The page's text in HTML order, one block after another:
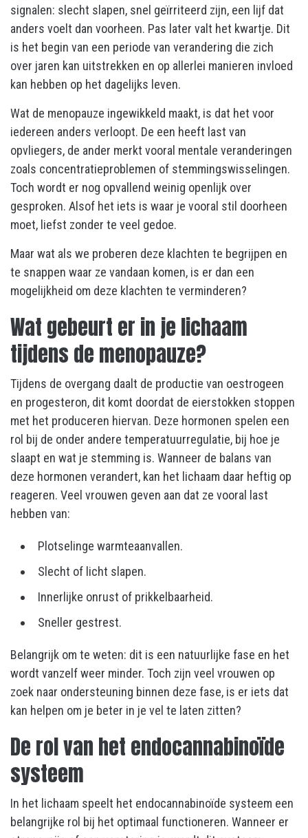
signalen: slecht slapen, snel geïrriteerd zijn, een lijf dat
anders voelt dan voorheen. Pas later valt het kwartje. Dit
is het begin van een periode van verandering die zich
over jaren kan uitstrekken en op allerlei manieren invloed
kan hebben op het dagelijks leven.
Wat de menopauze ingewikkeld maakt, is dat het voor
iedereen anders verloopt. De een heeft last van
opvliegers, de ander merkt vooral mentale veranderingen
zoals concentratieproblemen of stemmingswisselingen.
Toch wordt er nog opvallend weinig openlijk over
gesproken. Alsof het iets is waar je vooral stil doorheen
moet, liefst zonder te veel gedoe.
Maar wat als we proberen deze klachten te begrijpen en
te snappen waar ze vandaan komen, is er dan een
mogelijkheid om deze klachten te verminderen?
Wat gebeurt er in je lichaam
tijdens de menopauze?
Tijdens de overgang daalt de productie van oestrogeen
en progesteron, dit komt doordat de eierstokken stoppen
met het produceren hiervan. Deze hormonen spelen een
rol bij de onder andere temperatuurregulatie, bij hoe je
slaapt en wat je stemming is. Wanneer de balans van
deze hormonen verandert, kan het lichaam daar heftig op
reageren. Veel vrouwen geven aan dat ze vooral last
hebben van:
Plotselinge warmteaanvallen.
Slecht of licht slapen.
Innerlijke onrust of prikkelbaarheid.
Sneller gestrest.
Belangrijk om te weten: dit is een natuurlijke fase en het
wordt vanzelf weer minder. Toch zijn veel vrouwen op
zoek naar ondersteuning binnen deze fase, is er iets dat
kan helpen om je beter in je vel te laten zitten?
De rol van het endocannabinoïde
systeem
In het lichaam speelt het endocannabinoïde systeem een
belangrijke rol bij het optimaal functioneren. Wanneer er